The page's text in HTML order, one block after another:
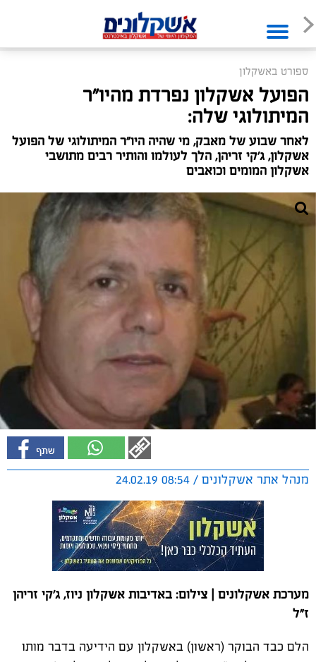
ספורט באשקלון
הפועל אשקלון נפרדת מהיו"ר
המיתולוגי שלה:
לאחר שבוע של מאבק, מי שהיה היו"ר המיתולוגי של הפועל
אשקלון, ג'קי זריהן, הלך לעולמו והותיר רבים מתושבי
אשקלון המומים וכואבים
מנהל אתר אשקלונים / 08:54 24.02.19
מערכת אשקלונים | צילום: באדיבות אשקלון ניוז, ג'קי זריהן
ז"ל
הלם כבד הבוקר (ראשון) באשקלון עם הידיעה בדבר מותו